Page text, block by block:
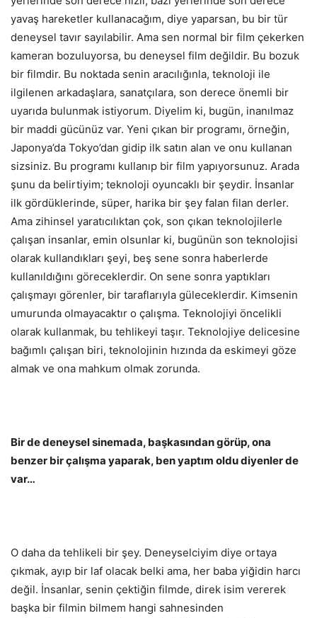
yavaş hareketler kullanacağım, diye yaparsan, bu bir tür
deneysel tavır sayılabilir. Ama sen normal bir film çekerken
kameran bozuluyorsa, bu deneysel film değildir. Bu bozuk
bir filmdir. Bu noktada senin aracılığınla, teknoloji ile
ilgilenen arkadaşlara, sanatçılara, son derece önemli bir
uyarıda bulunmak istiyorum. Diyelim ki, bugün, inanılmaz
bir maddi gücünüz var. Yeni çıkan bir programı, örneğin,
Japonya’da Tokyo’dan gidip ilk satın alan ve onu kullanan
sizsiniz. Bu programı kullanıp bir film yapıyorsunuz. Arada
şunu da belirtiyim; teknoloji oyuncaklı bir şeydir. İnsanlar
ilk gördüklerinde, süper, harika bir şey falan filan derler.
Ama zihinsel yaratıcılıktan çok, son çıkan teknolojilerle
çalışan insanlar, emin olsunlar ki, bugünün son teknolojisi
olarak kullandıkları şeyi, beş sene sonra haberlerde
kullanıldığını göreceklerdir. On sene sonra yaptıkları
çalışmayı görenler, bir taraflarıyla güleceklerdir. Kimsenin
umurunda olmayacaktır o çalışma. Teknolojiyi öncelikli
olarak kullanmak, bu tehlikeyi taşır. Teknolojiye delicesine
bağımlı çalışan biri, teknolojinin hızında da eskimeyi göze
almak ve ona mahkum olmak zorunda.
Bir de deneysel sinemada, başkasından görüp, ona
benzer bir çalışma yaparak, ben yaptım oldu diyenler de
var…
O daha da tehlikeli bir şey. Deneyselciyim diye ortaya
çıkmak, ayıp bir laf olacak belki ama, her baba yiğidin harcı
değil. İnsanlar, senin çektiğin filmde, direk isim vererek
başka bir filmin bilmem hangi sahnesinden